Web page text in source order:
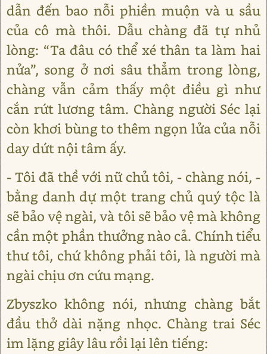
dẫn đến bao nỗi phiền muộn và u sầu
của cô mà thôi. Dẫu chàng đã tự nhủ
lòng: “Ta đâu có thể xé thân ta làm hai
nửa”, song ở nơi sâu thẳm trong lòng,
chàng vẫn cảm thấy một điều gì như
cắn rứt lương tâm. Chàng người Séc lại
còn khơi bùng to thêm ngọn lửa của nỗi
day dứt nội tâm ấy.
- Tôi đã thề với nữ chủ tôi, - chàng nói, -
bằng danh dự một trang chủ quý tộc là
sẽ bảo vệ ngài, và tôi sẽ bảo vệ mà không
cần một phần thưởng nào cả. Chính tiểu
thư tôi, chứ không phải tôi, là người mà
ngài chịu ơn cứu mạng.
Zbyszko không nói, nhưng chàng bắt
đầu thở dài nặng nhọc. Chàng trai Séc
im lặng giây lâu rồi lại lên tiếng: